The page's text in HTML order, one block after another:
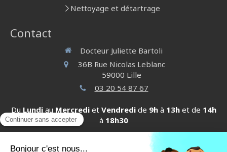
Nettoyage et détartrage
Contact
Docteur Juliette Bartoli
36B Rue Nicolas Leblanc
59000 Lille
03 20 54 87 67
Du Lundiau Mercrediet Vendredide 9hà 13het de 14h
à 18h30